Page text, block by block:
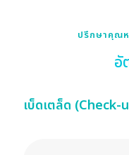
ปรึกษาคุณ
อั
เบ็ดเตล็ด